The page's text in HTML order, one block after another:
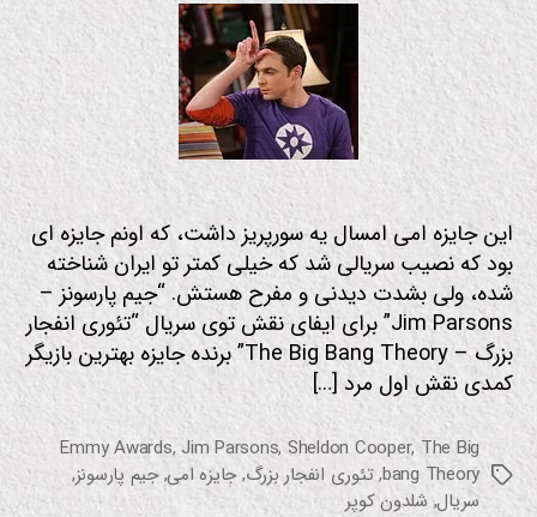
این جایزه امی امسال یه سورپریز داشت، که اونم جایزه ای
بود که نصیب سریالی شد که خیلی کمتر تو ایران شناخته
شده، ولی بشدت دیدنی و مفرح هستش. “جیم پارسونز –
Jim Parsons” برای ایفای نقش توی سریال “تئوری انفجار
بزرگ – The Big Bang Theory” برنده جایزه بهترین بازیگر
کمدی نقش اول مرد […]
برچسب‌ها
Emmy Awards,Jim Parsons,Sheldon Cooper, The Big
bang Theory
,تئوری انفجار بزرگ,جایزه امی,جیم پارسونز,
سریال, شلدون کوپر